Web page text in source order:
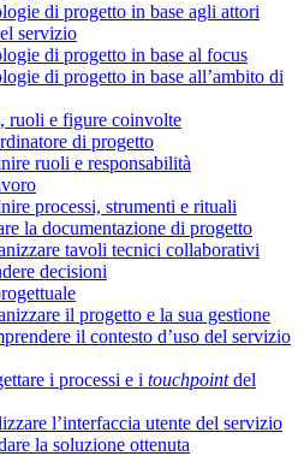
di progetto in base agli attori
servizio
di progetto in base al focus
di progetto in base all’ambito di
ruoli e figure coinvolte
di progetto
ruoli e responsabilità
processi, strumenti e rituali
la documentazione di progetto
tavoli tecnici collaborativi
decisioni
il progetto e la sua gestione
il contesto d’uso del servizio
i processi e i touchpointdel
l’interfaccia utente del servizio
la soluzione ottenuta